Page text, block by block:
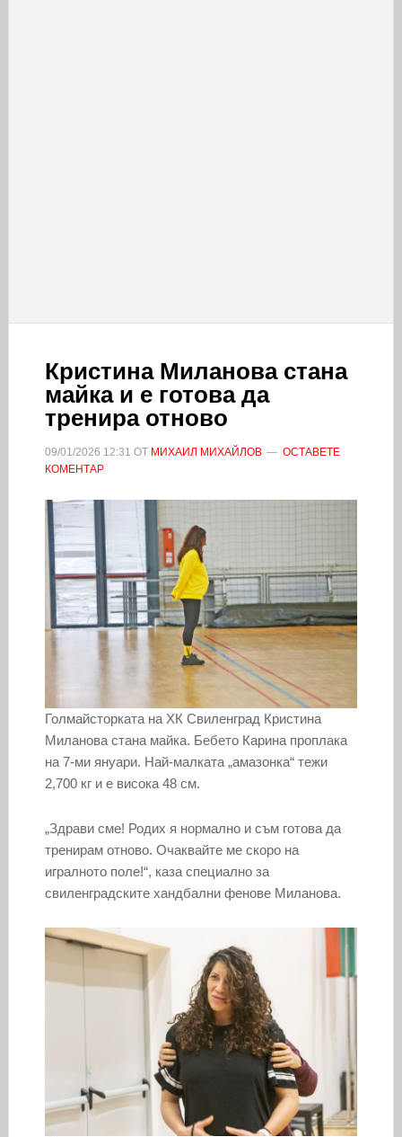
Кристина Миланова стана
майка и е готова да
тренира отново
09/01/2026 12:31 ОТ МИХАИЛ МИХАЙЛОВ
ОСТАВЕТЕ
КОМЕНТАР
Голмайсторката на ХК Свиленград Кристина
Миланова стана майка. Бебето Карина проплака
на 7-ми януари. Най-малката „амазонка“ тежи
2,700 кг и е висока 48 см.
„Здрави сме! Родих я нормално и съм готова да
тренирам отново. Очаквайте ме скоро на
игралното поле!“, каза специално за
свиленградските хандбални фенове Миланова.